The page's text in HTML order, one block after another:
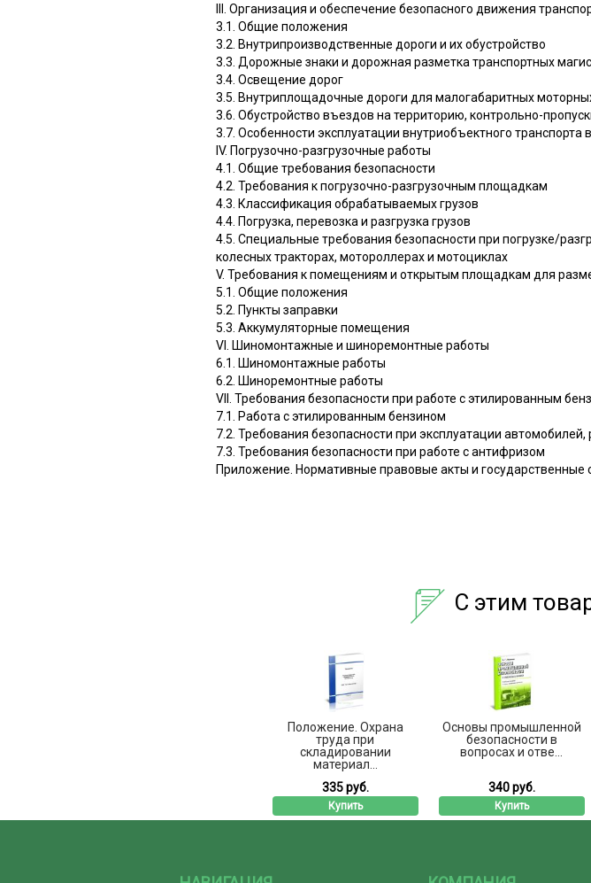
III. Организация и обеспечение безопасного движения
3.1. Общие положения
3.2. Внутрипроизводственные дороги и их обустройство
3.3. Дорожные знаки и дорожная разметка транспортных
3.4. Освещение дорог
3.5. Внутриплощадочные дороги для малогабаритных
3.6. Обустройство въездов на территорию, контрольно-
3.7. Особенности эксплуатации внутриобъектного транспорта
IV. Погрузочно-разгрузочные работы
4.1. Общие требования безопасности
4.2. Требования к погрузочно-разгрузочным площадкам
4.3. Классификация обрабатываемых грузов
4.4. Погрузка, перевозка и разгрузка грузов
4.5. Специальные требования безопасности при погрузке/
колесных тракторах, мотороллерах и мотоциклах
V. Требования к помещениям и открытым площадкам для
5.1. Общие положения
5.2. Пункты заправки
5.3. Аккумуляторные помещения
VI. Шиномонтажные и шиноремонтные работы
6.1. Шиномонтажные работы
6.2. Шиноремонтные работы
VII. Требования безопасности при работе с этилированным
7.1. Работа с этилированным бензином
7.2. Требования безопасности при эксплуатации
7.3. Требования безопасности при работе с антифризом
Приложение. Нормативные правовые акты и
С этим
Положение. Охрана
труда при
складировании
материал...
335 руб.
Купить
Основы промышленной
безопасности в
вопросах и отве...
340 руб.
Купить